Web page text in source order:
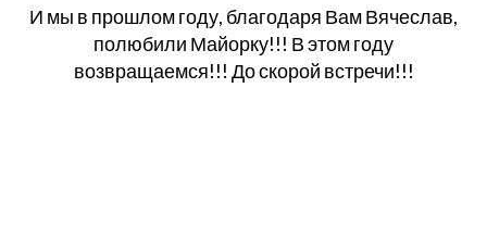
И мы в прошлом году, благодаря Вам Вячеслав,
полюбили Майорку!!! В этом году
возвращаемся!!! До скорой встречи!!!